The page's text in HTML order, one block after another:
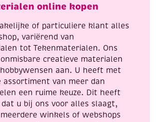
12.5
30.5
3
vel,
Light
pink
iris
aantal
online kopen
of particuliere klant alles
variërend van
tot Tekenmaterialen. Ons
creatieve materialen
aan. U heeft met
van meer dan
een ruime keuze. Dit heeft
u bij ons voor alles slaagt,
winkels of webshops